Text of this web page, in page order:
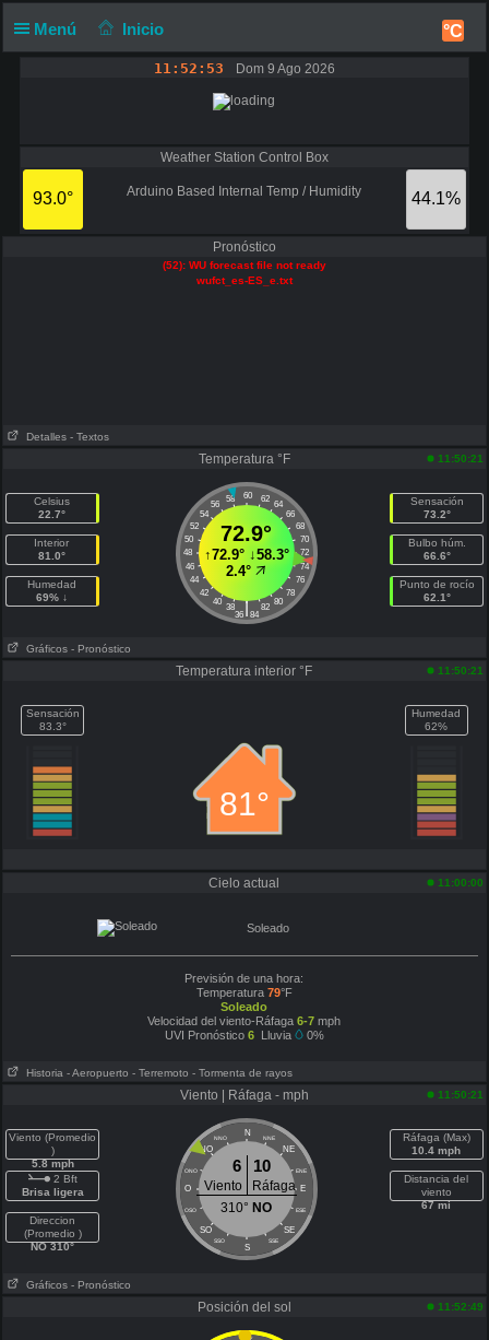
Menú Inicio °C
11:52:53 Dom 9 Ago 2026
Weather Station Control Box
93.0° 44.1%
Arduino Based Internal Temp / Humidity
Pronóstico
(52): WU forecast file not ready
wufct_es-ES_e.txt
Detalles - Textos
Temperatura °F 11:50:21
Celsius
22.7°
Interior
81.0°
Humedad
69% ↓
60
58 62
56
64
54
66
52
68
50
70
48
72
46
74
44
76
42
78
40
80
38 82
|
36 84
72.9°
↑72.9°↓58.3°
2.4°
Sensación
73.2°
Bulbo húm.
66.6°
Punto de rocío
62.1°
Gráficos - Pronóstico
Temperatura interior °F 11:50:21
Sensación
83.3°
81°
Humedad
62%
Cielo actual 11:00:00
Soleado
Previsión de una hora:
Temperatura 79°F
Soleado
Velocidad del viento-Ráfaga 6-7 mph
UVI Pronóstico 6Lluvia 0%
Historia - Aeropuerto - Terremoto - Tormenta de rayos
Viento | Ráfaga - mph 11:50:21
Viento (Promedio
)
5.8 mph
2 Bft
Brisa ligera
Direccion
(Promedio )
NO 310°
N
NNO NNE
NO NE
ONO ENE
O E
OSO ESE
SO SE
SSO SSE
S
6 10
Viento
Ráfaga
310° NO
Ráfaga (Max)
10.4 mph
Distancia del
viento
67 mi
Gráficos - Pronóstico
Posición del sol 11:52:49